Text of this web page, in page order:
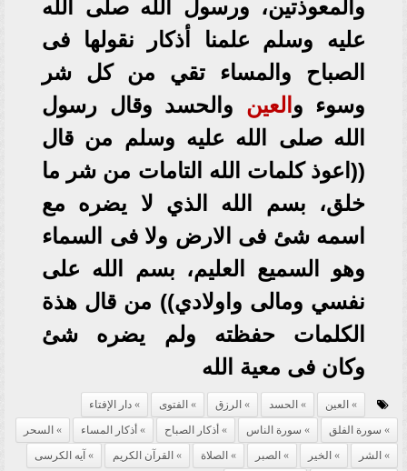
والمعوذتين، ورسول الله صلى الله
عليه وسلم علمنا أذكار نقولها فى
الصباح والمساء تقي من كل شر
وسوء و العين والحسد وقال رسول
الله صلى الله عليه وسلم من قال
((اعوذ كلمات الله التامات من شر ما
خلق، بسم الله الذي لا يضره مع
اسمه شئ فى الارض ولا فى السماء
وهو السميع العليم، بسم الله على
نفسي ومالى واولادي)) من قال هذة
الكلمات حفظته ولم يضره شئ
وكان فى معية الله
العين الحسد الرزق الفتوى
دار الإفتاء
سورة الفلق
سورة الناس أذكار الصباح أذكار المساء
السحر
الشر
الخير الصبر الصلاة القرآن الكريم
آيه الكرسى